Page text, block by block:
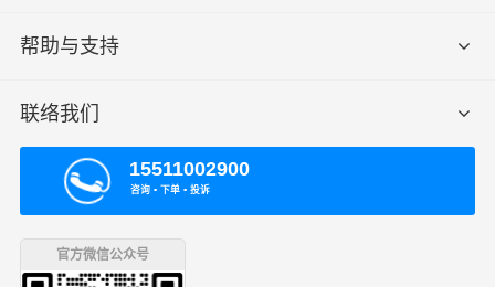
帮助与支持
联络我们
15511002900
咨询 ▪ 下单 ▪ 投诉
官方微信公众号